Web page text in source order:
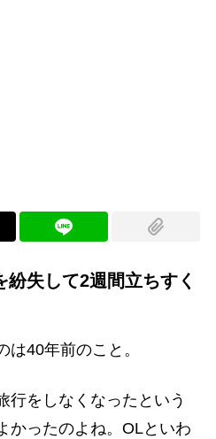
失して2週間立ちすく
40年前のこと。
をしなくなったという
かったのよね。OLといわ